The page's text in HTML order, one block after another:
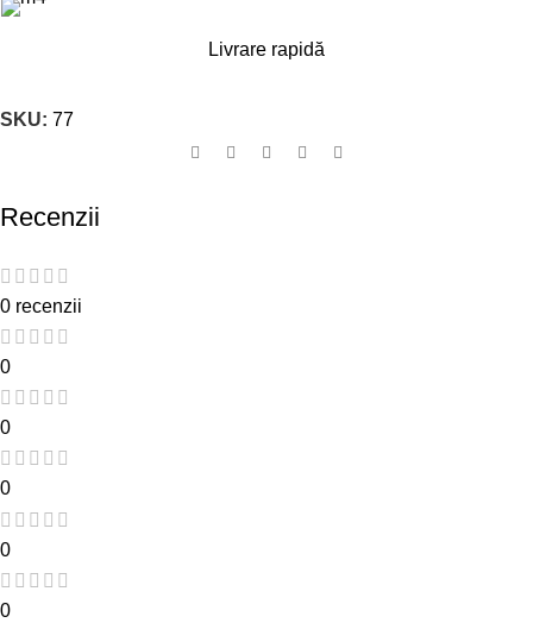
Livrare rapidă
SKU: 77
Recenzii
0 recenzii
0
0
0
0
0